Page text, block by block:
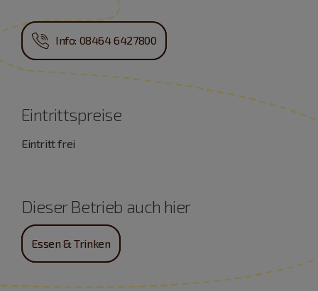
Info: 08464 6427800
Eintrittspreise
Eintritt frei
Dieser Betrieb auch hier
Essen & Trinken